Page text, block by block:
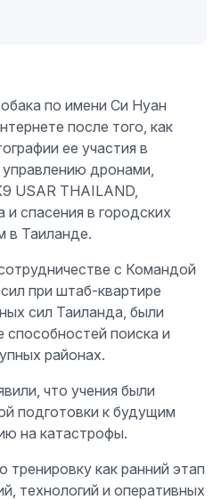
по имени Си Нуан
после того, как
ее участия в
дронами,
USAR THAILAND,
спасения в городских
в Таиланде.
с Командой
при штаб-квартире
сил Таиланда, были
способностей поиска и
районах.
что учения были
подготовки к будущим
на катастрофы.
как ранний этап
технологий и оперативных